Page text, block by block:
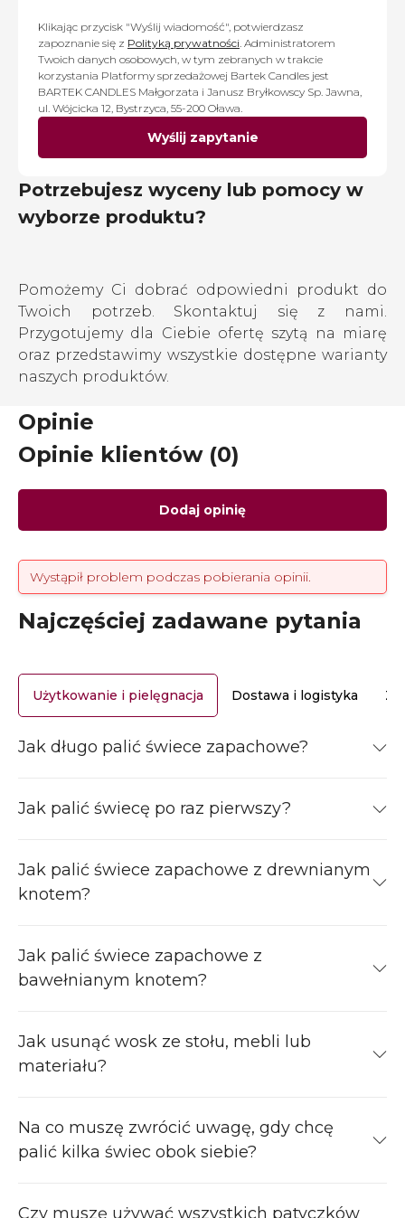
Klikając przycisk "Wyślij wiadomość", potwierdzasz
zapoznanie się z Polityką prywatności. Administratorem
Twoich danych osobowych, w tym zebranych w trakcie
korzystania Platformy sprzedażowej Bartek Candles jest
BARTEK CANDLES Małgorzata i Janusz Bryłkowscy Sp. Jawna,
ul. Wójcicka 12, Bystrzyca, 55-200 Oława.
Wyślij zapytanie
Potrzebujesz wyceny lub pomocy w
wyborze produktu?
Pomożemy Ci dobrać odpowiedni produkt do
Twoich potrzeb. Skontaktuj się z nami.
Przygotujemy dla Ciebie ofertę szytą na miarę
oraz przedstawimy wszystkie dostępne warianty
naszych produktów.
Opinie
Opinie klientów (0)
Dodaj opinię
Wystąpił problem podczas pobierania opinii.
Najczęściej zadawane pytania
Użytkowanie i pielęgnacja Dostawa i logistyka
Jak długo palić świece zapachowe?
Jak palić świecę po raz pierwszy?
Jak palić świece zapachowe z drewnianym
knotem?
Jak palić świece zapachowe z
bawełnianym knotem?
Jak usunąć wosk ze stołu, mebli lub
materiału?
Na co muszę zwrócić uwagę, gdy chcę
palić kilka świec obok siebie?
Czy muszę używać wszystkich patyczków